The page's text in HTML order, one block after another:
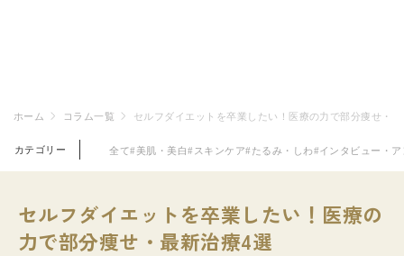
ホーム コラム一覧 セルフダイエットを卒業したい！医療の力で部分痩せ・
カテゴリー 全て#美肌・美白#スキンケア#たるみ・しわ#インタビュー・
セルフダイエットを卒業したい！医療の
力で部分痩せ・最新治療4選